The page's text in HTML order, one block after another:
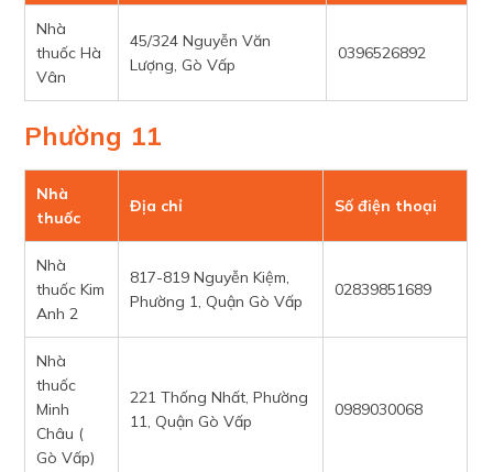
Nhà
thuốc Hà
Vân
45/324 Nguyễn Văn
Lượng, Gò Vấp
0396526892
Phường 11
Nhà
thuốc
Địa chỉ Số điện thoại
Nhà
thuốc Kim
Anh 2
817-819 Nguyễn Kiệm,
Phường 1, Quận Gò Vấp
02839851689
Nhà
thuốc
Minh
Châu (
Gò Vấp)
221 Thống Nhất, Phường
11, Quận Gò Vấp
0989030068